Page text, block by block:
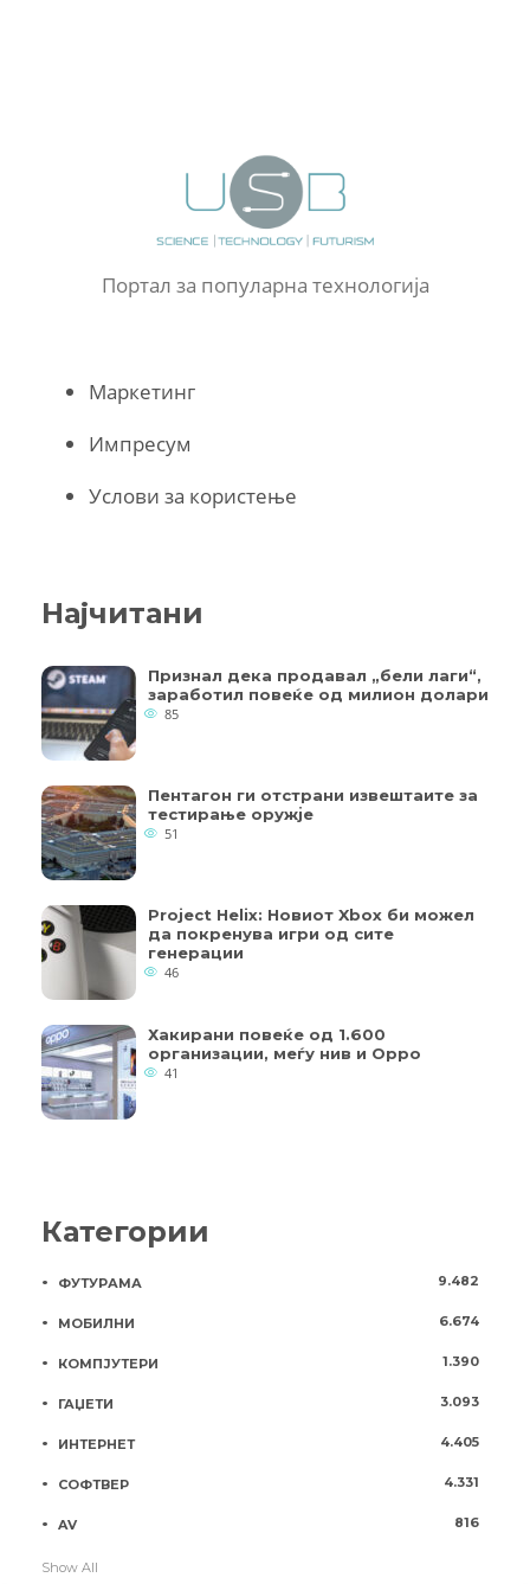
Портал за популарна технологија
Маркетинг
Импресум
Услови за користење
Најчитани
Признал дека продавал „бели лаги“,
заработил повеќе од милион долари
85
Пентагон ги отстрани извештаите за
тестирање оружје
51
Project Helix: Новиот Xbox би можел
да покренува игри од сите
генерации
46
Хакирани повеќе од 1.600
организации, меѓу нив и Oppo
41
Категории
ФУТУРАМА 9.482
МОБИЛНИ 6.674
КОМПЈУТЕРИ 1.390
ГАЏЕТИ 3.093
ИНТЕРНЕТ 4.405
СОФТВЕР 4.331
AV 816
Show All